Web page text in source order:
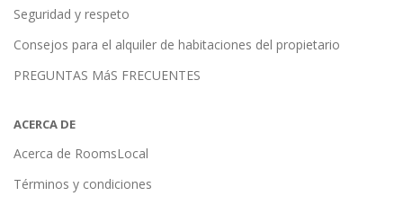
Seguridad y respeto
Consejos para el alquiler de habitaciones del propietario
PREGUNTAS MáS FRECUENTES
ACERCA DE
Acerca de RoomsLocal
Términos y condiciones